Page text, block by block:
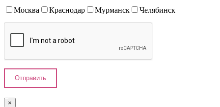
Москва Краснодар Мурманск Челябинск
×